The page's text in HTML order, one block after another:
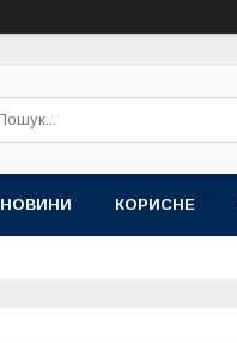
НОВИНИ КОРИСНЕ